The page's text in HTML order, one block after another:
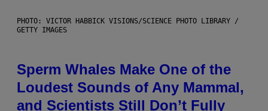
PHOTO: VICTOR HABBICK VISIONS/SCIENCE PHOTO LIBRARY /
GETTY IMAGES
Sperm Whales Make One of the
Loudest Sounds of Any Mammal,
and Scientists Still Don’t Fully